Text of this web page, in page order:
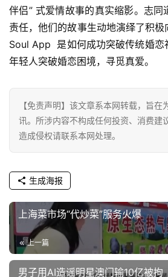
伴侣” 式爱情故事的真实缩影。志同
责任，他们的故事生动地演绎了积
Soul App  是如何成功突破传统婚
年轻人突破婚恋困境，寻觅真爱。
【免责声明】该文章系本网转载，旨在
讯。所涉内容不构成任何投资、消费建
造成侵权请联系本网处理。
生成海报
上海菜市场“代炒菜”服务火爆
上一篇
男子用AI造谣明星澳门输10亿被拘